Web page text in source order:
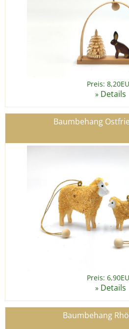
Preis:
» Details
Baumbehang
Preis:
» Details
Baumbehang